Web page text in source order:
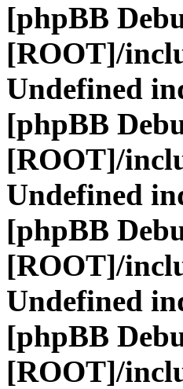
[phpBB
[ROOT]/
Undefined
[phpBB
[ROOT]/
Undefined
[phpBB
[ROOT]/
Undefined
[phpBB
[ROOT]/